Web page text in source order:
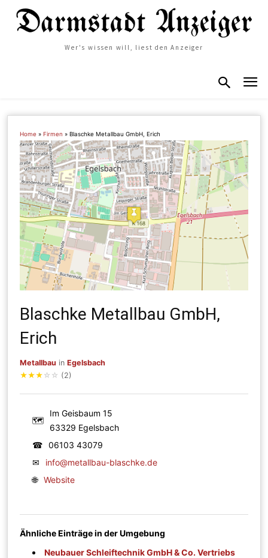
Wer's wissen will, liest den Anzeiger
Home »Firmen »Blaschke Metallbau GmbH, Erich
Blaschke Metallbau GmbH,
Erich
Metallbau inEgelsbach
★★★ ☆ ☆ (2)
🗺
Im Geisbaum 15
63329 Egelsbach
☎
06103 43079
✉
info@metallbau-blaschke.de
🌐 Website
Ähnliche Einträge in der Umgebung
Neubauer Schleiftechnik GmbH & Co. Vertriebs